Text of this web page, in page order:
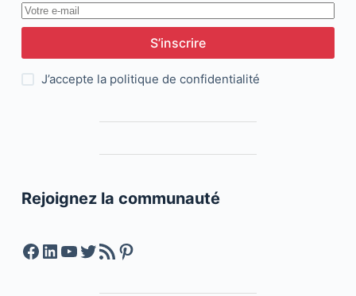
S’inscrire
J’accepte la politique de confidentialité
Rejoignez la communauté
Facebook
LinkedIn
YouTube
Twitter
Feed RSSPinterest